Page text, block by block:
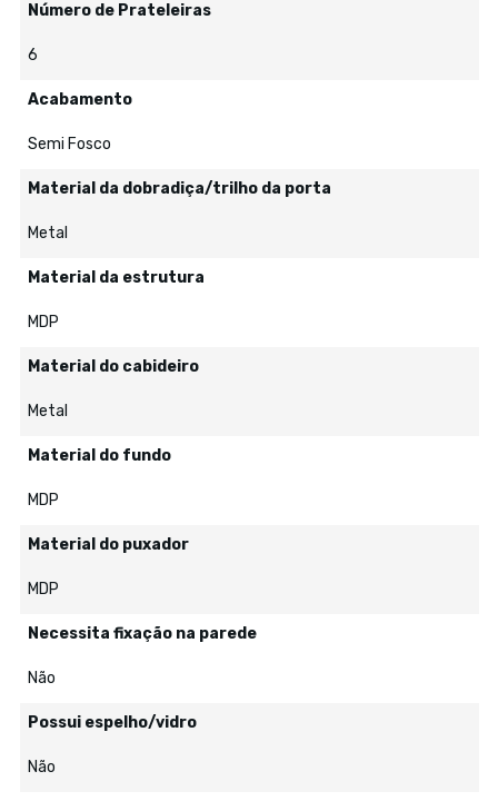
Número de Prateleiras
6
Acabamento
Semi Fosco
Material da dobradiça/trilho da porta
Metal
Material da estrutura
MDP
Material do cabideiro
Metal
Material do fundo
MDP
Material do puxador
MDP
Necessita fixação na parede
Não
Possui espelho/vidro
Não